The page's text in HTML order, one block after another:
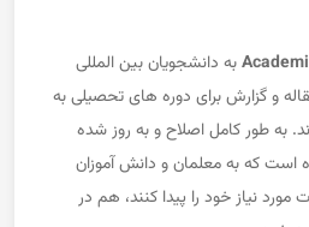
به دانشجویان بین المللی
و گزارش برای دوره های تحصیلی به
به طور کامل اصلاح و به روز شده
است که به معلمان و دانش آموزان
نیاز خود را پیدا کنند، هم در